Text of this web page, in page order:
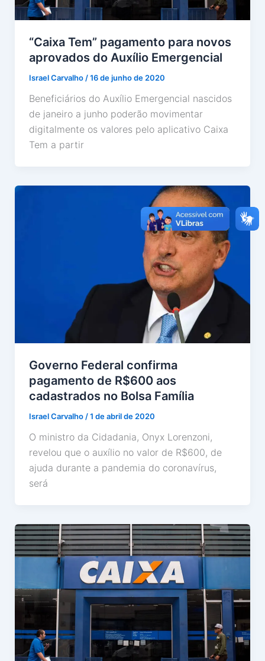
“Caixa Tem” pagamento para novos
aprovados do Auxílio Emergencial
Israel Carvalho /16 de junho de 2020
Beneficiários do Auxílio Emergencial nascidos
de janeiro a junho poderão movimentar
digitalmente os valores pelo aplicativo Caixa
Tem a partir
Governo Federal confirma
pagamento de R$600 aos
cadastrados no Bolsa Família
Israel Carvalho /1 de abril de 2020
O ministro da Cidadania, Onyx Lorenzoni,
revelou que o auxílio no valor de R$600, de
ajuda durante a pandemia do coronavírus,
será